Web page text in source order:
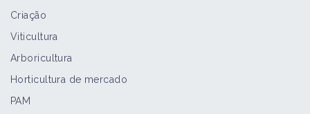
Criação
Viticultura
Arboricultura
Horticultura de mercado
PAM